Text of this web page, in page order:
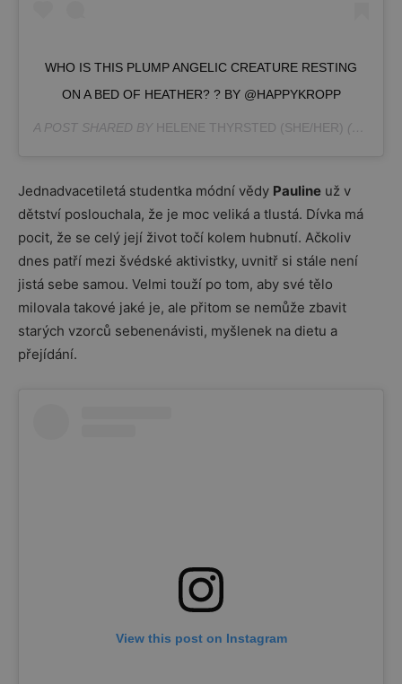
WHO IS THIS PLUMP ANGELIC CREATURE RESTING
ON A BED OF HEATHER? ? BY @HAPPYKROPP
A POST SHARED BY HELENE THYRSTED (SHE/HER) (@_CHUBBYDANE) ON
Jednadvacetiletá studentka módní vědy Pauline už v
dětství poslouchala, že je moc veliká a tlustá. Dívka má
pocit, že se celý její život točí kolem hubnutí. Ačkoliv
dnes patří mezi švédské aktivistky, uvnitř si stále není
jistá sebe samou. Velmi touží po tom, aby své tělo
milovala takové jaké je, ale přitom se nemůže zbavit
starých vzorců sebenenávisti, myšlenek na dietu a
přejídání.
View this post on Instagram